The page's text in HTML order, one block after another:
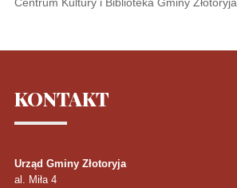
KONTAKT
Urząd Gminy Złotoryja
al. Miła 4